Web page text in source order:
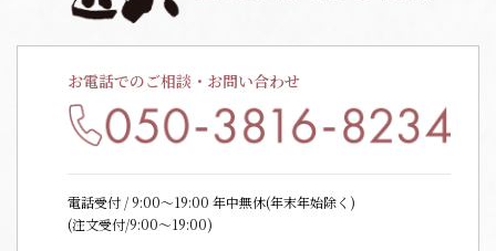
お電話でのご相談・お問い合わせ
電話受付 / 9:00〜19:00 年中無休(年末年始除く)
(注文受付/9:00～19:00)